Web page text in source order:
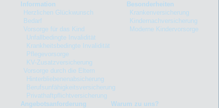
Information
Herzlichen Glückwunsch
Bedarf
Vorsorge für das Kind
Unfallbedingte Invalidität
Krankheitsbedingte Invalidität
Pflegevorsorge
KV-Zusatzversicherung
Vorsorge durch die Eltern
Hinterbliebenenabsicherung
Berufsunfähigkeitsversicherung
Privathaftpflichtversicherung
Besonderheiten
Krankenversicherung
Kindernachversicherung
Moderne Kindervorsorge
Angebotsanforderung
Warum zu uns?